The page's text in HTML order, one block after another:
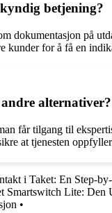
betjening?
dokumentasjon på
for å få en
alternativer?
får tilgang til
at tjenesten
i Taket: En Step-
Smartswitch Lite: Den
•